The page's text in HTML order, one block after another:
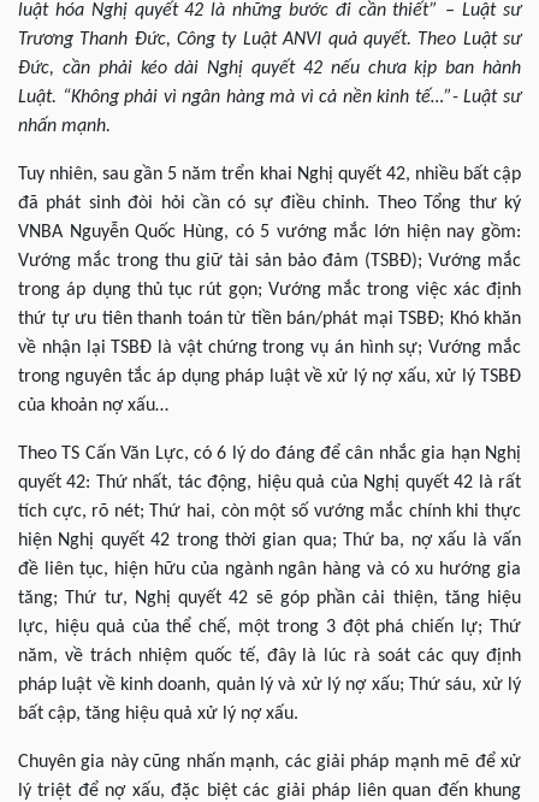
luật hóa Nghị quyết 42 là những bước đi cần thiết” – Luật sư
Trương Thanh Đức, Công ty Luật ANVI quả quyết. Theo Luật sư
Đức, cần phải kéo dài Nghị quyết 42 nếu chưa kịp ban hành
Luật. “Không phải vì ngân hàng mà vì cả nền kinh tế…”- Luật sư
nhấn mạnh.
Tuy nhiên, sau gần 5 năm trển khai Nghị quyết 42, nhiều bất cập
đã phát sinh đòi hỏi cần có sự điều chỉnh. Theo Tổng thư ký
VNBA Nguyễn Quốc Hùng, có 5 vướng mắc lớn hiện nay gồm:
Vướng mắc trong thu giữ tài sản bảo đảm (TSBĐ); Vướng mắc
trong áp dụng thủ tục rút gọn; Vướng mắc trong việc xác định
thứ tự ưu tiên thanh toán từ tiền bán/phát mại TSBĐ; Khó khăn
về nhận lại TSBĐ là vật chứng trong vụ án hình sự; Vướng mắc
trong nguyên tắc áp dụng pháp luật về xử lý nợ xấu, xử lý TSBĐ
của khoản nợ xấu…
Theo TS Cấn Văn Lực, có 6 lý do đáng để cân nhắc gia hạn Nghị
quyết 42: Thứ nhất, tác động, hiệu quả của Nghị quyết 42 là rất
tích cực, rõ nét; Thứ hai, còn một số vướng mắc chính khi thực
hiện Nghị quyết 42 trong thời gian qua; Thứ ba, nợ xấu là vấn
đề liên tục, hiện hữu của ngành ngân hàng và có xu hướng gia
tăng; Thứ tư, Nghị quyết 42 sẽ góp phần cải thiện, tăng hiệu
lực, hiệu quả của thể chế, một trong 3 đột phá chiến lự; Thứ
năm, về trách nhiệm quốc tế, đây là lúc rà soát các quy định
pháp luật về kinh doanh, quản lý và xử lý nợ xấu; Thứ sáu, xử lý
bất cập, tăng hiệu quả xử lý nợ xấu.
Chuyên gia này cũng nhấn mạnh, các giải pháp mạnh mẽ để xử
lý triệt để nợ xấu, đặc biệt các giải pháp liên quan đến khung